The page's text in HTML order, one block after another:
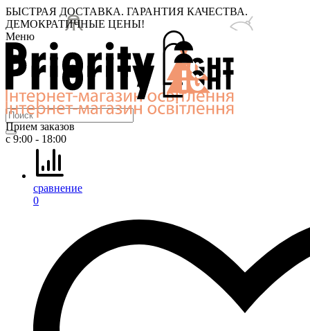
БЫСТРАЯ ДОСТАВКА. ГАРАНТИЯ КАЧЕСТВА.
ДЕМОКРАТИЧНЫЕ ЦЕНЫ!
Меню
Прием заказов
с 9:00 - 18:00
сравнение
0